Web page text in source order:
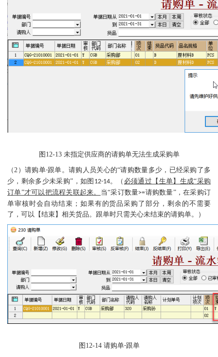
图 12-13 未指定供应商的请购单无法生成采购单
（2 ）请购单-跟单。请购人员关心的“请购数量多少，已经采购了多
少，剩余多少未采购”，如图 12-14。（ 必须通过【生单】生成“采购
订单”才可以把流程关联起来。 当“采订数量>=请购数量”，在采购订
单审核时会自动结束；如果有的货品采购了部分，剩余的不需要
了，可以【结束】相关货品。跟单时只需关心未结束的请购单。）
图 12-14 请购单-跟单